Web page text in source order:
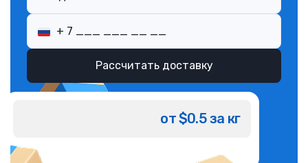
Рассчитать доставку
от $0.5 за кг